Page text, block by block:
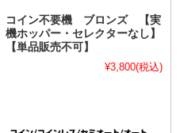
コイン不要機 ブロンズ 【実
機ホッパー・セレクターなし】
【単品販売不可】
¥3,800(税込)